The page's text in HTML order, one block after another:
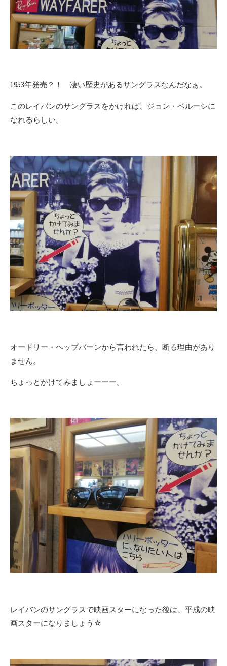
1953年発売？！ 凄い歴史があるサングラスなんだなぁ。
このレイバンのサングラスをかければ、ジョン・ベルーシに
なれるらしい。
オードリー・ヘップバーンから言われたら、断る理由があり
ません。
ちょっとかけてみましょーーー。
レイバンのサングラスで映画スターになった後は、平成の映
画スターになりましょう☆